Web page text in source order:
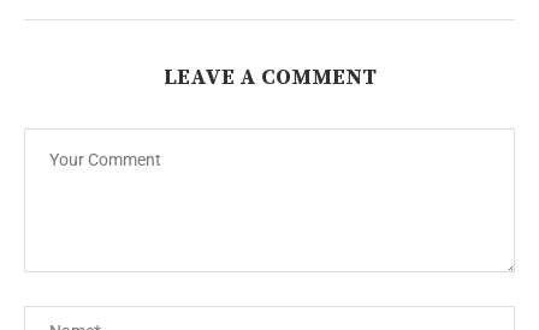
LEAVE A COMMENT